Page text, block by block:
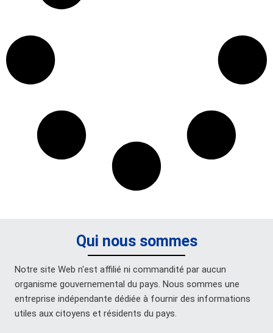
Qui nous sommes
Notre site Web n'est affilié ni commandité par aucun
organisme gouvernemental du pays. Nous sommes une
entreprise indépendante dédiée à fournir des informations
utiles aux citoyens et résidents du pays.